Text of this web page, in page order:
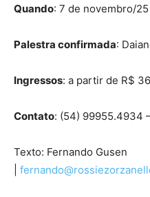
Quando: 7 de novembro/25
Palestra confirmada:
Ingressos: a partir de R$
Contato: (54) 99955.4934
Texto: Fernando Gusen